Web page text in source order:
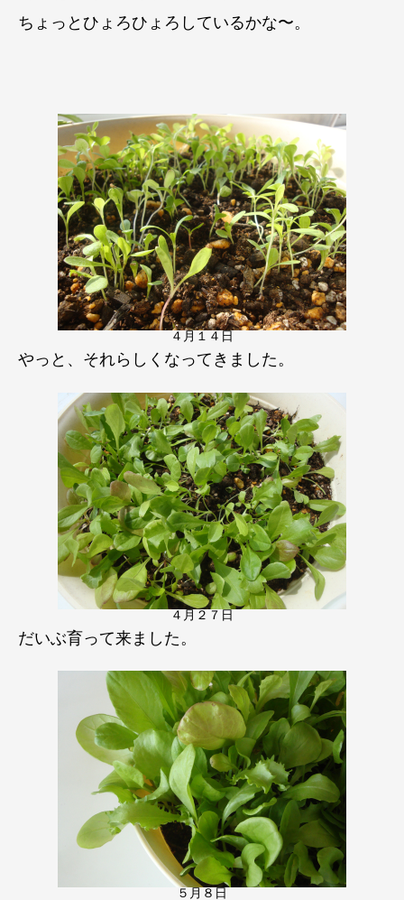
ちょっとひょろひょろしているかな〜。
４月１４日
やっと、それらしくなってきました。
４月２７日
だいぶ育って来ました。
５月８日